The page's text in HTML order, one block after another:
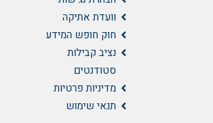
וועדת אתיקה
חוק חופש המידע
נציב קבילות
סטודנטים
מדיניות פרטיות
תנאי שימוש